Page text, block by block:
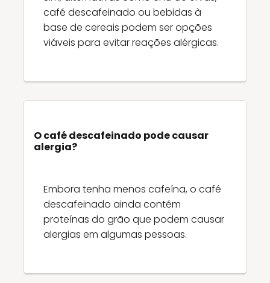
café descafeinado ou bebidas à
base de cereais podem ser opções
viáveis para evitar reações alérgicas.
O café descafeinado pode causar
alergia?
Embora tenha menos cafeína, o café
descafeinado ainda contém
proteínas do grão que podem causar
alergias em algumas pessoas.